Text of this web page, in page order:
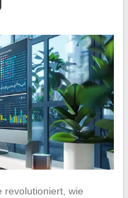
revolutioniert, wie